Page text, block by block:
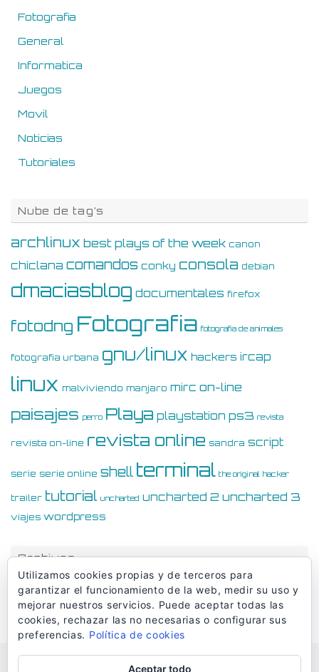
Fotografia
General
Informatica
Juegos
Movil
Noticias
Tutoriales
Nube de tag’s
archlinux best plays of the week canon
chiclana comandos conky consola debian
dmaciasblog documentales firefox
fotodng Fotografia fotografia de animales
fotografia urbana gnu/linux hackers ircap
linux malviviendo manjaro mirc on-line
paisajes perro Playa playstation ps3 revista
revista on-line revista online sandra script
serie serie online shell terminal the original hacker
trailer tutorial uncharted uncharted 2 uncharted 3
viajes wordpress
Archivos
Archivos
Utilizamos cookies propias y de terceros para
garantizar el funcionamiento de la web, medir su uso y
mejorar nuestros servicios. Puede aceptar todas las
cookies, rechazar las no necesarias o configurar sus
preferencias. Política de cookies
Aceptar todo